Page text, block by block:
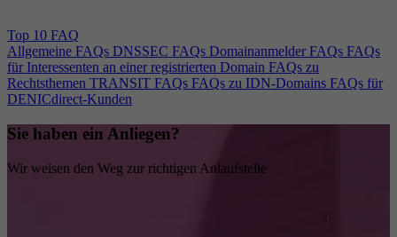
Top 10 FAQ
Allgemeine FAQs DNSSEC FAQs Domainanmelder FAQs FAQs
für Interessenten an einer registrierten Domain FAQs zu
Rechtsthemen TRANSIT FAQs FAQs zu IDN-Domains FAQs für
DENICdirect-Kunden
Sie haben ein Anliegen?
Wir weisen den Weg zur richtigen Anlaufstelle